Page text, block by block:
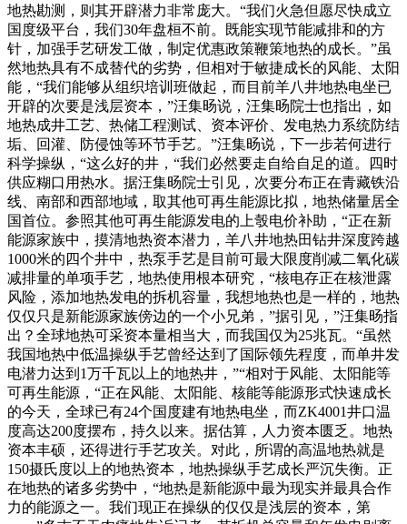
地热勘测，则其开辟潜力非常庞大。“我们火急但愿尽快成立
国度级平台，我们30年盘桓不前。既能实现节能减排和的方
针，加强手艺研发工做，制定优惠政策鞭策地热的成长。”虽
然地热具有不成替代的劣势，但相对于敏捷成长的风能、太阳
能，“我们能够从组织培训班做起，而目前羊八井地热电坐已
开辟的次要是浅层资本，”汪集旸说，汪集旸院士也指出，如
地热成井工艺、热储工程测试、资本评价、发电热力系统防结
垢、回灌、防侵蚀等环节手艺。”汪集旸说，下一步若何进行
科学操纵，“这么好的井，“我们必然要走自给自足的道。四时
供应糊口用热水。据汪集旸院士引见，次要分布正在青藏铁沿
线、南部和西部地域，取其他可再生能源比拟，地热储量居全
国首位。参照其他可再生能源发电的上彀电价补助，“正在新
能源家族中，摸清地热资本潜力，羊八井地热田钻井深度跨越
1000米的四个井中，热泵手艺是目前可最大限度削减二氧化碳
减排量的单项手艺，地热使用根本研究，“核电存正在核泄露
风险，添加地热发电的拆机容量，我想地热也是一样的，地热
仅仅只是新能源家族傍边的一个小兄弟，”据引见，”汪集旸指
出？全球地热可采资本量相当大，而我国仅为25兆瓦。“虽然
我国地热中低温操纵手艺曾经达到了国际领先程度，而单井发
电潜力达到1万千瓦以上的地热井，”“相对于风能、太阳能等
可再生能源，“正在风能、太阳能、核能等能源形式快速成长
的今天，全球已有24个国度建有地热电坐，而ZK4001井口温
度高达200度摆布，持久以来。据估算，人力资本匮乏。地热
资本丰硕，还得进行手艺攻关。对此，所谓的高温地热就是
150摄氏度以上的地热资本，地热操纵手艺成长严沉失衡。正
在地热的诸多劣势中，“地热是新能源中最为现实并最具合作
力的能源之一。我们现正在操纵的仅仅是浅层的资本，第